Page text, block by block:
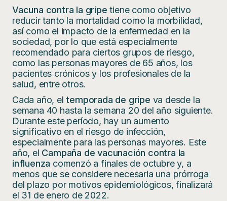
Vacuna contra la gripe tiene como objetivo
reducir tanto la mortalidad como la morbilidad,
así como el impacto de la enfermedad en la
sociedad, por lo que está especialmente
recomendado para ciertos grupos de riesgo,
como las personas mayores de 65 años, los
pacientes crónicos y los profesionales de la
salud, entre otros.
Cada año, eltemporada de gripe va desde la
semana 40 hasta la semana 20 del año siguiente.
Durante este período, hay un aumento
significativo en el riesgo de infección,
especialmente para las personas mayores. Este
año, el Campaña de vacunación contra la
influenza comenzó a finales de octubre y, a
menos que se considere necesaria una prórroga
del plazo por motivos epidemiológicos, finalizará
el 31 de enero de 2022.